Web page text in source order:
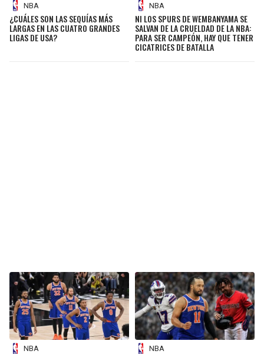
NBA
¿CUÁLES SON LAS SEQUÍAS MÁS
LARGAS EN LAS CUATRO GRANDES
LIGAS DE USA?
NBA
NI LOS SPURS DE WEMBANYAMA SE
SALVAN DE LA CRUELDAD DE LA NBA:
PARA SER CAMPEÓN, HAY QUE TENER
CICATRICES DE BATALLA
NBA NBA